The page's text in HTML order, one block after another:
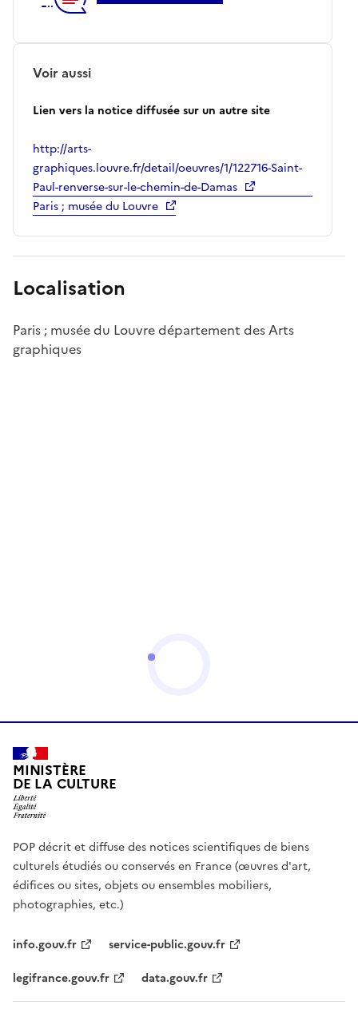
Voir aussi
Lien vers la notice diffusée sur un autre site
http://arts-
graphiques.louvre.fr/detail/oeuvres/1/122716-Saint-
Paul-renverse-sur-le-chemin-de-Damas
Paris ; musée du Louvre
Localisation
Paris ; musée du Louvre département des Arts
graphiques
MINISTÈRE
DE LA CULTURE
POP décrit et diffuse des notices scientifiques de biens
culturels étudiés ou conservés en France (œuvres d'art,
édifices ou sites, objets ou ensembles mobiliers,
photographies, etc.)
info.gouv.fr
service-public.gouv.fr
legifrance.gouv.fr
data.gouv.fr